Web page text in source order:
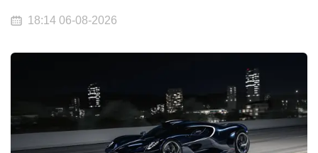
18:14 06-08-2026